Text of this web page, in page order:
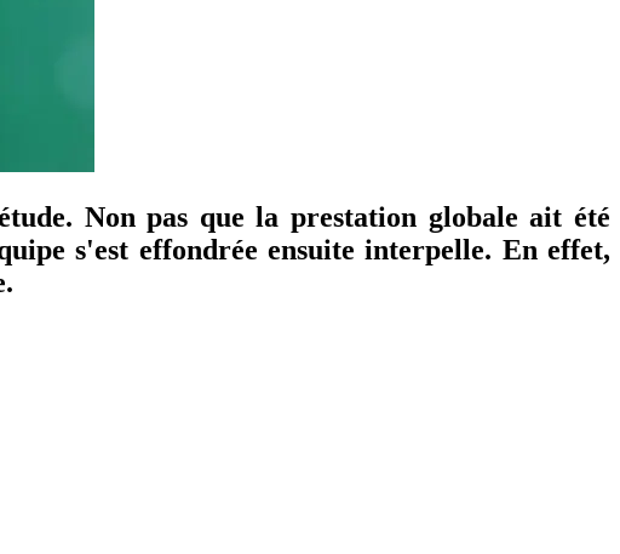
Non pas que la prestation globale ait été
s'est effondrée ensuite interpelle. En effet,